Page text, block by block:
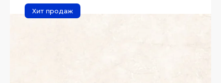
Хит продаж